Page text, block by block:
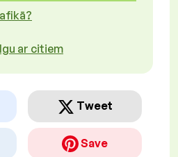
ar citiem
Tweet
Save